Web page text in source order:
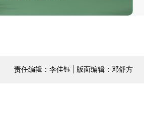
责任编辑：李佳钰 | 版面编辑：邓舒方